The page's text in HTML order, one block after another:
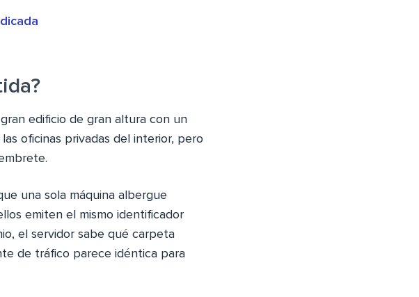
edificio de gran altura con un
oficinas privadas del interior, pero
una sola máquina albergue
emiten el mismo identificador
el servidor sabe qué carpeta
de tráfico parece idéntica para